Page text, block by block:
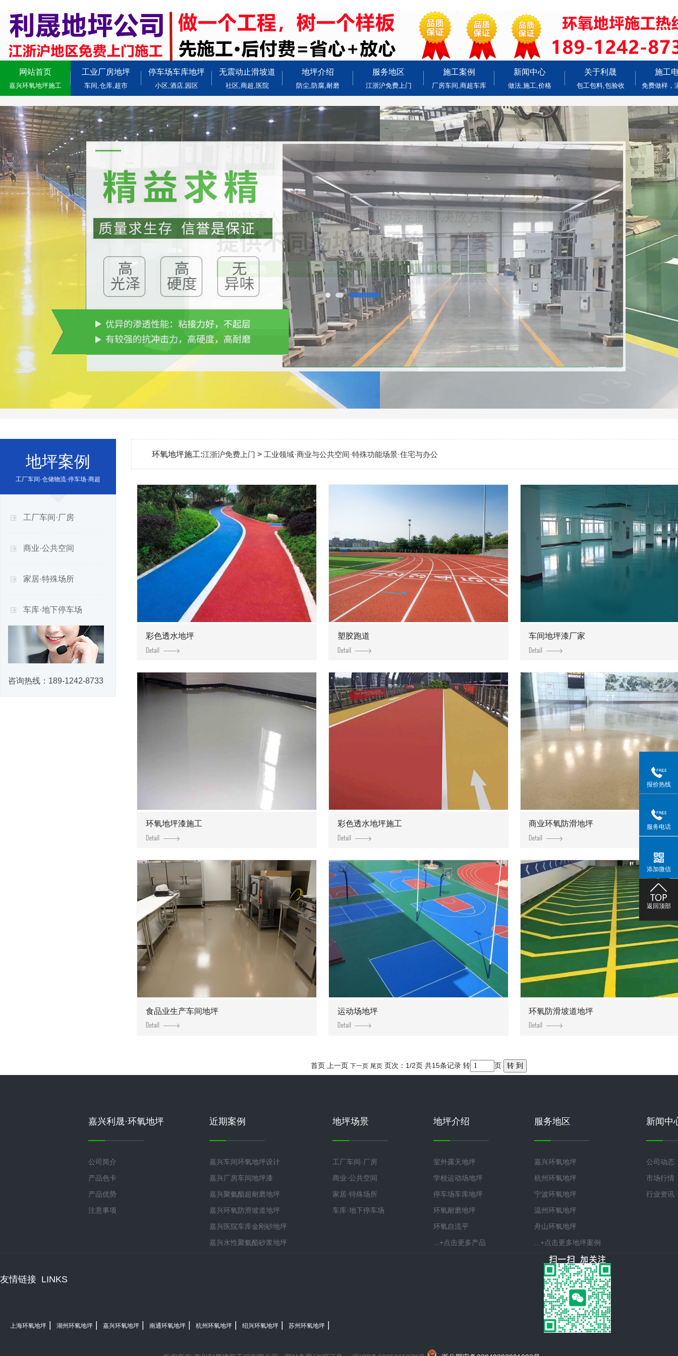
网站首页
嘉兴环氧地坪施工
工业厂房地坪
车间,仓库,超市
停车场车库地坪
小区,酒店,园区
无震动止滑坡道
社区,商超,医院
地坪介绍
防尘,防腐,耐磨
服务地区
江浙沪免费上门
施工案例
厂房车间,商超车库
新闻中心
做法,施工,价格
关于利晟
包工包料,包验收
施工
免费做样，
地坪案例
工厂车间·仓储物流·停车场·商超
工厂车间·厂房
商业·公共空间
家居·特殊场所
车库·地下停车场
咨询热线： 189-1242-8733
环氧地坪施工:江浙沪免费上门 > 工业领域·商业与公共空间·特殊功能场景·住宅与办公
彩色透水地坪 塑胶跑道 车间地坪漆厂家
环氧地坪漆施工 彩色透水地坪施工 商业环氧防滑地坪
食品业生产车间地坪 运动场地坪 环氧防滑坡道地坪
首页 上一页 下一页 尾页 页次：1/2页 共15条记录 转 页
嘉兴利晟·环氧地坪
公司简介
产品色卡
产品优势
注意事项
近期案例
嘉兴车间环氧地坪设计
嘉兴厂房车间地坪漆
嘉兴聚氨酯超耐磨地坪
嘉兴环氧防滑坡道地坪
嘉兴医院车库金刚砂地坪
嘉兴水性聚氨酯砂浆地坪
地坪场景
工厂车间·厂房
商业·公共空间
家居·特殊场所
车库·地下停车场
地坪介绍
室外露天地坪
学校运动场地坪
停车场车库地坪
环氧耐磨地坪
环氧自流平
...+点击更多产品
服务地区
嘉兴环氧地坪
杭州环氧地坪
宁波环氧地坪
温州环氧地坪
舟山环氧地坪
...+点击更多地坪案例
新闻中
公司动态
市场行情
行业资讯
友情链接 LINKS
上海环氧地坪 湖州环氧地坪 嘉兴环氧地坪 南通环氧地坪 杭州环氧地坪 绍兴环氧地坪 苏州环氧地坪
报价热线
服务电话
添加微信
返回顶部